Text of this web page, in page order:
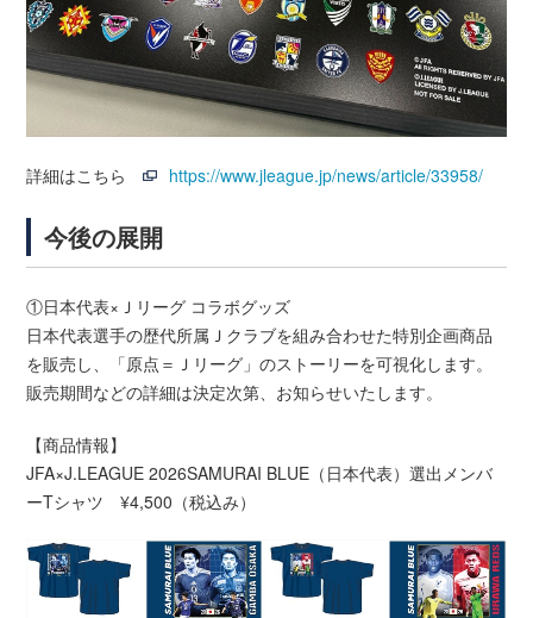
詳細はこちら https://www.jleague.jp/news/article/33958/
今後の展開
①日本代表×Ｊリーグ コラボグッズ
日本代表選手の歴代所属Ｊクラブを組み合わせた特別企画商品
を販売し、「原点＝Ｊリーグ」のストーリーを可視化します。
販売期間などの詳細は決定次第、お知らせいたします。
【商品情報】
JFA×J.LEAGUE 2026SAMURAI BLUE（日本代表）選出メンバ
ーTシャツ ¥4,500（税込み）